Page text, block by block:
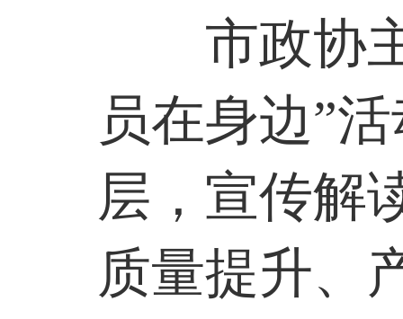
市政协
员在身边”
层，宣传解
质量提升、